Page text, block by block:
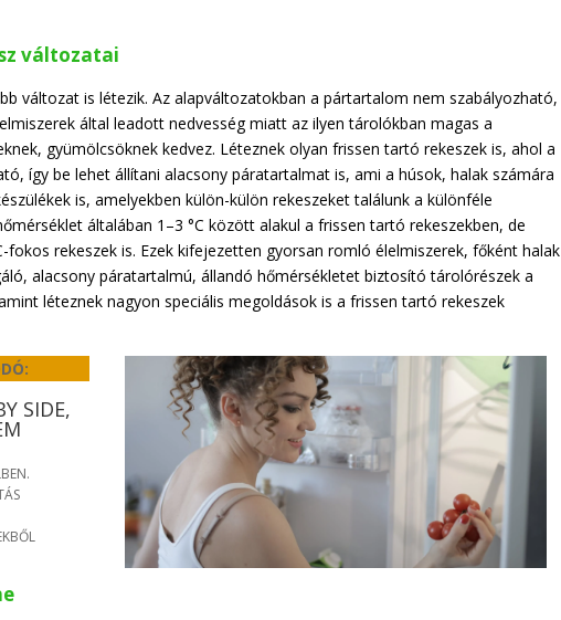
változatai
változat is létezik. Az alapváltozatokban a pártartalom nem szabályozható,
által leadott nedvesség miatt az ilyen tárolókban magas a
gyümölcsöknek kedvez. Léteznek olyan frissen tartó rekeszek is, ahol a
így be lehet állítani alacsony páratartalmat is, ami a húsok, halak számára
is, amelyekben külön-külön rekeszeket találunk a különféle
általában 1–3 °C között alakul a frissen tartó rekeszekben, de
fokos rekeszek is. Ezek kifejezetten gyorsan romló élelmiszerek, főként halak
alacsony páratartalmú, állandó hőmérsékletet biztosító tárolórészek a
léteznek nagyon speciális megoldások is a frissen tartó rekeszek
SIDE,